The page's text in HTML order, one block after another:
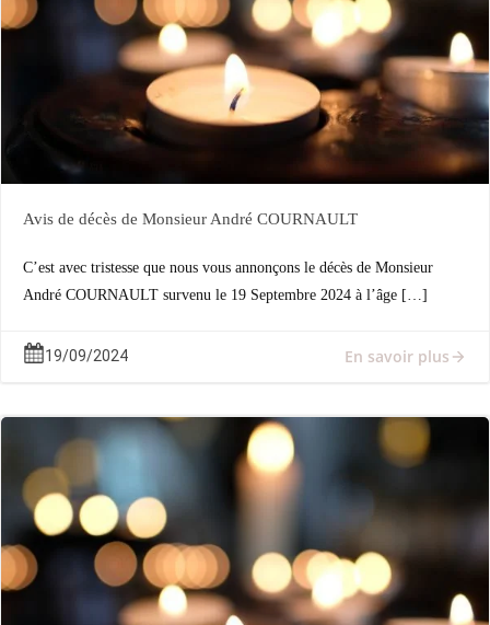
Avis de décès de Monsieur André COURNAULT
C’est avec tristesse que nous vous annonçons le décès de Monsieur
André COURNAULT survenu le 19 Septembre 2024 à l’âge […]
19/09/2024 En savoir plus